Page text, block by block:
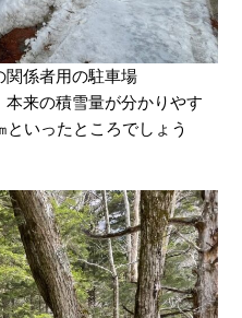
関係者用の駐車場
来の積雪量が分かりやす
いったところでしょう